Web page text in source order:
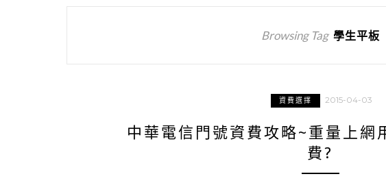
Browsing Tag 學生平板
資費選擇 2015-04-03
中華電信門號資費攻略~重量上網
費?